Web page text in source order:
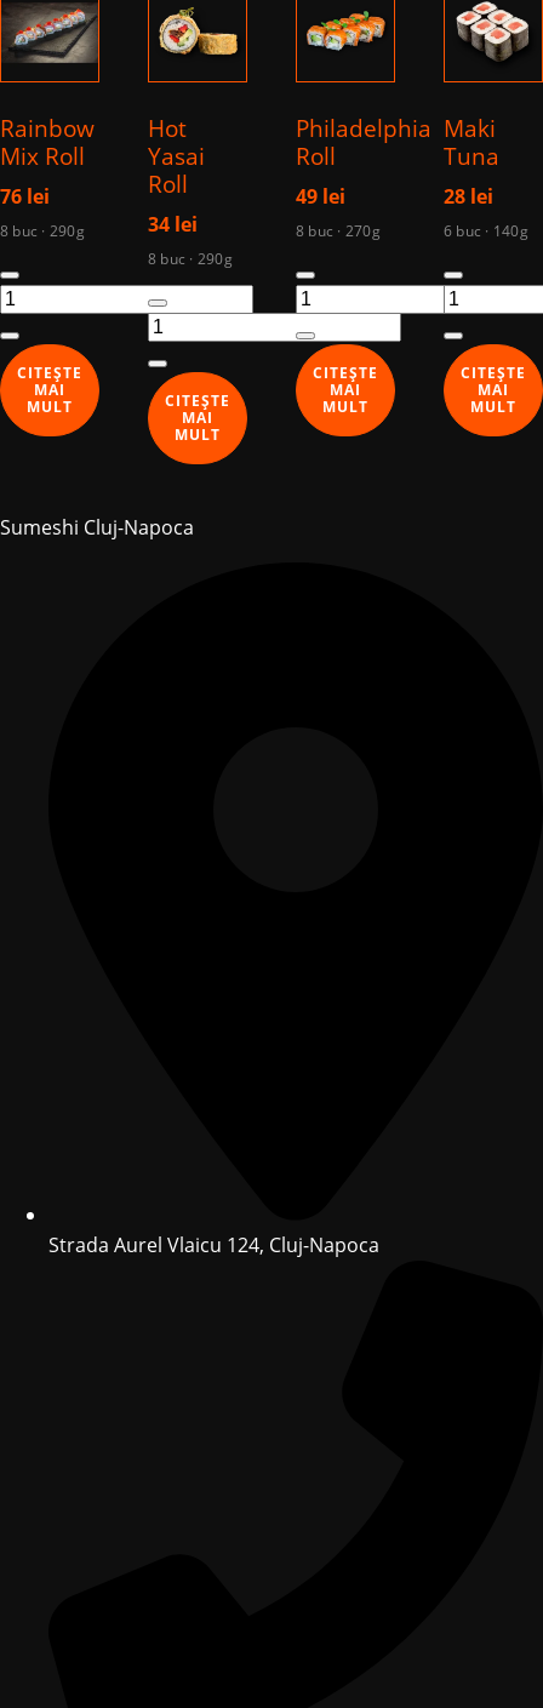
Rainbow
Mix Roll
76 lei
8 buc · 290g
Cantitate
Rainbow
Mix
Roll
CITEȘTE
MAI
MULT
Hot
Yasai
Roll
34 lei
8 buc · 290g
Cantitate
Hot
Yasai
Roll
CITEȘTE
MAI
MULT
Philadelphia
Roll
49 lei
8 buc · 270g
Cantitate
Philadelphia
Roll
CITEȘTE
MAI
MULT
Maki
Tuna
28 lei
6 buc · 140g
Cantitate
Maki
Tuna
CITEȘTE
MAI
MULT
Sumeshi Cluj-Napoca
Strada Aurel Vlaicu 124, Cluj-Napoca